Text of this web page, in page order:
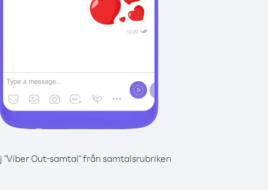
"Viber Out-samtal" från samtalsrubriken